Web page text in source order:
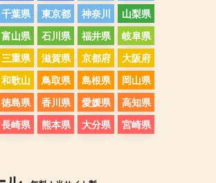
千葉県 東京都 神奈川
山梨県
富山県 石川県 福井県
岐阜県
三重県 滋賀県 京都府
大阪府
和歌山 鳥取県 島根県
岡山県
徳島県 香川県 愛媛県
高知県
長崎県 熊本県 大分県
宮崎県